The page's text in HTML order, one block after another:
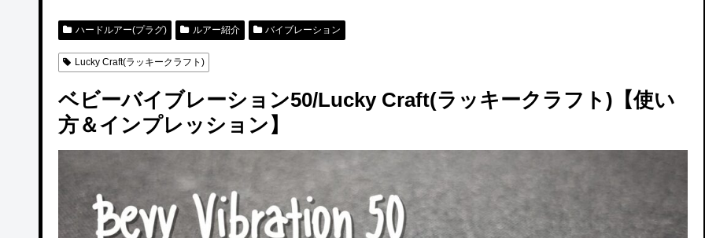
ハードルアー(プラグ) ルアー紹介 バイブレーション
Lucky Craft(ラッキークラフト)
ベビーバイブレーション50/Lucky Craft(ラッキークラフト)【使い
方＆インプレッション】